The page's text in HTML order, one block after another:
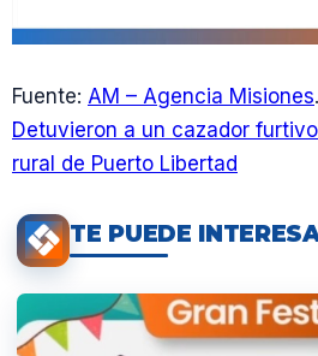
Fuente: AM – Agencia Misiones.
Detuvieron a un cazador
rural de Puerto Libertad
TE PUEDE